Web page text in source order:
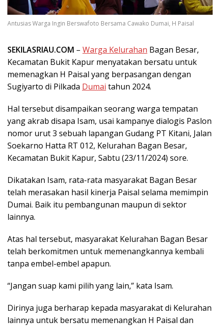
Antusias Warga Ingin Berswafoto Bersama Cawako Dumai, H Paisal
SEKILASRIAU.COM – Warga Kelurahan Bagan Besar,
Kecamatan Bukit Kapur menyatakan bersatu untuk
memenagkan H Paisal yang berpasangan dengan
Sugiyarto di Pilkada Dumai tahun 2024.
Hal tersebut disampaikan seorang warga tempatan
yang akrab disapa Isam, usai kampanye dialogis Paslon
nomor urut 3 sebuah lapangan Gudang PT Kitani, Jalan
Soekarno Hatta RT 012, Kelurahan Bagan Besar,
Kecamatan Bukit Kapur, Sabtu (23/11/2024) sore.
Dikatakan Isam, rata-rata masyarakat Bagan Besar
telah merasakan hasil kinerja Paisal selama memimpin
Dumai. Baik itu pembangunan maupun di sektor
lainnya.
Atas hal tersebut, masyarakat Kelurahan Bagan Besar
telah berkomitmen untuk memenangkannya kembali
tanpa embel-embel apapun.
“Jangan suap kami pilih yang lain,” kata Isam.
Dirinya juga berharap kepada masyarakat di Kelurahan
lainnya untuk bersatu memenangkan H Paisal dan